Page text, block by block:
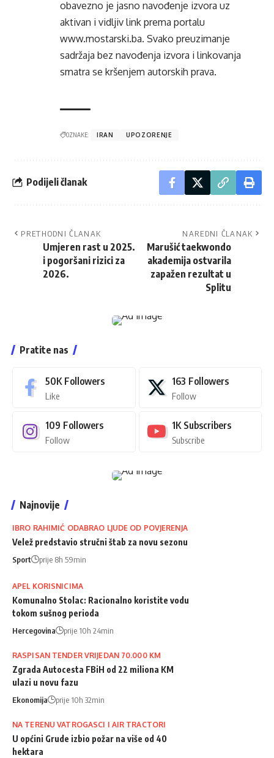
obavezno je jasno navođenje izvora uz
aktivan i vidljiv link prema portalu
www.mostarski.ba. Svako preuzimanje
sadržaja bez navođenja izvora i linkovanja
smatra se kršenjem autorskih prava.
OZNAKE: IRAN UPOZORENJE
Podijeli članak
PRETHODNI ČLANAK
Umjeren rast u 2025.
i pogoršani rizici za
2026.
NAREDNI ČLANAK
Marušić taekwondo
akademija ostvarila
zapažen rezultat u
Splitu
Pratite nas
50K Followers
Like
163 Followers
Follow
109 Followers
Follow
1K Subscribers
Subscribe
Najnovije
IBRO RAHIMIĆ ODABRAO LJUDE OD POVJERENJA
Velež predstavio stručni štab za novu sezonu
Sport prije 8h 59min
APEL KORISNICIMA
Komunalno Stolac: Racionalno koristite vodu
tokom sušnog perioda
Hercegovina prije 10h 24min
RASPISAN TENDER VRIJEDAN 70.000 KM
Zgrada Autocesta FBiH od 22 miliona KM
ulazi u novu fazu
Ekonomija prije 10h 32min
NA TERENU VATROGASCI I AIR TRACTORI
U općini Grude izbio požar na više od 40
hektara